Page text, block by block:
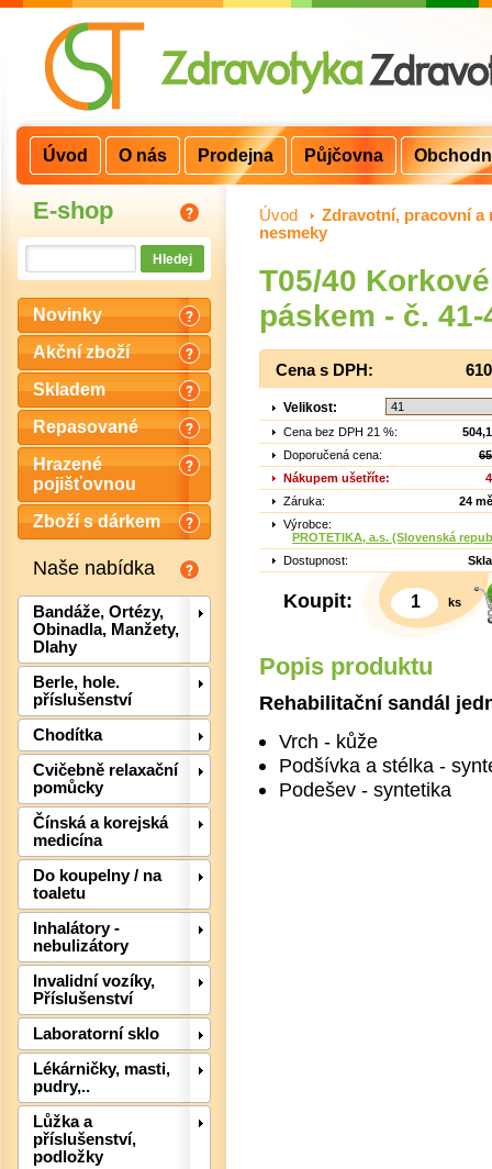
E-shop
Novinky
Akční zboží
Skladem
Repasované
Hrazené
pojišťovnou
Zboží s dárkem
Naše nabídka
Bandáže, Ortézy,
Obinadla, Manžety,
Dlahy
Berle, hole.
příslušenství
Chodítka
Cvičebně relaxační
pomůcky
Čínská a korejská
medicína
Do koupelny / na
toaletu
Inhalátory -
nebulizátory
Invalidní vozíky,
Příslušenství
Laboratorní sklo
Lékárničky, masti,
pudry,..
Lůžka a
příslušenství,
podložky
Úvod > Zdravotní, pracovní a
nesmeky
T05/40
páskem - č. 41-
Cena s DPH:
Velikost:
Cena bez DPH 21 %:
Doporučená cena:
Nákupem ušetříte:
Záruka:
24
Výrobce:
PROTETIKA, a.s. (Slovenská
Dostupnost:
Koupit: ks
Popis produktu
Rehabilitační sandál
Vrch - kůže
Podšívka a stélka -
Podešev - syntetika
Úvod O nás Prodejna Půjčovna